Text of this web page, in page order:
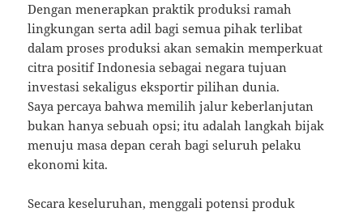
Dengan menerapkan praktik produksi ramah
lingkungan serta adil bagi semua pihak terlibat
dalam proses produksi akan semakin memperkuat
citra positif Indonesia sebagai negara tujuan
investasi sekaligus eksportir pilihan dunia.
Saya percaya bahwa memilih jalur keberlanjutan
bukan hanya sebuah opsi; itu adalah langkah bijak
menuju masa depan cerah bagi seluruh pelaku
ekonomi kita.
Secara keseluruhan, menggali potensi produk